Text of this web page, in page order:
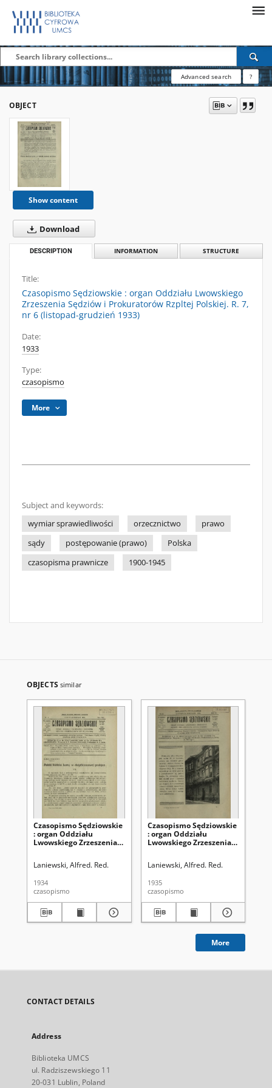
Advanced search ?
OBJECT
Show content
Download
DESCRIPTION INFORMATION STRUCTURE
Title:
Czasopismo Sędziowskie : organ Oddziału Lwowskiego
Zrzeszenia Sędziów i Prokuratorów Rzpltej Polskiej. R. 7,
nr 6 (listopad-grudzień 1933)
Date:
1933
Type:
czasopismo
More
Subject and keywords:
wymiar sprawiedliwości
orzecznictwo
prawo
sądy
postępowanie (prawo)
Polska
czasopisma prawnicze
1900-1945
OBJECTS similar
Czasopismo Sędziowskie
: organ Oddziału
Lwowskiego Zrzeszenia
(lipiec-sierpień 1934)
Laniewski, Alfred. Red.
1934
czasopismo
Czasopismo Sędziowskie
: organ Oddziału
Lwowskiego Zrzeszenia
(listopad-grudzień 1935)
Laniewski, Alfred. Red.
1935
czasopismo
More
CONTACT DETAILS
Address
Biblioteka UMCS
ul. Radziszewskiego 11
20-031 Lublin, Poland